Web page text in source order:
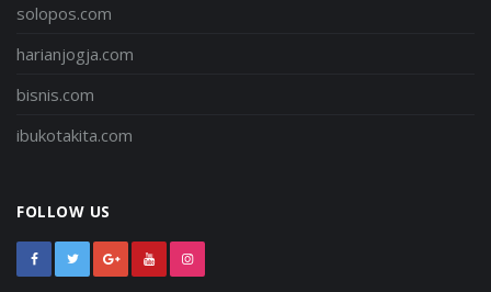
solopos.com
harianjogja.com
bisnis.com
ibukotakita.com
FOLLOW US